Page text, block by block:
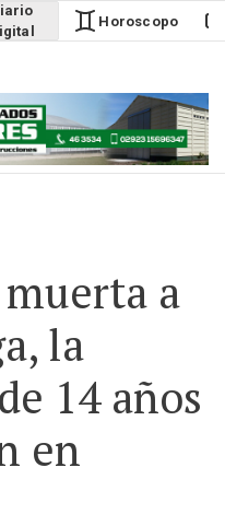
Horoscopo
a
la
14 años
en